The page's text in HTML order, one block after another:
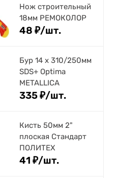
Нож строительный
18мм РЕМОКОЛОР
48 ₽/шт.
Бур 14 х 310/250мм
SDS+ Optima
METALLICA
335₽/шт.
Кисть 50мм 2"
плоская Стандарт
ПОЛИТЕХ
41 ₽/шт.